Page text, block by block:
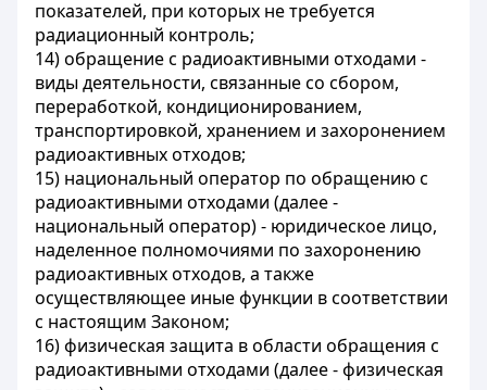
показателей, при которых не требуется
радиационный контроль;
14) обращение с радиоактивными отходами -
виды деятельности, связанные со сбором,
переработкой, кондиционированием,
транспортировкой, хранением и захоронением
радиоактивных отходов;
15) национальный оператор по обращению с
радиоактивными отходами (далее -
национальный оператор) - юридическое лицо,
наделенное полномочиями по захоронению
радиоактивных отходов, а также
осуществляющее иные функции в соответствии
с настоящим Законом;
16) физическая защита в области обращения с
радиоактивными отходами (далее - физическая